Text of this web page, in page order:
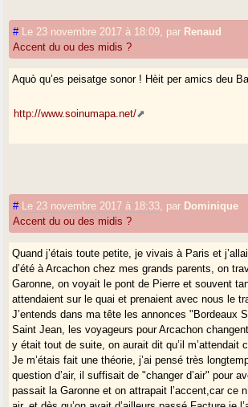
# Le 23 novembre 2017 à 18:09 par Renaud
Accent du ou des midis ?
Aquò qu’es peisatge sonor ! Hèit per amics deu
http://www.soinumapa.net/
# Le 23 novembre 2017 à 18:33 par Dominique
Accent du ou des midis ?
Quand j’étais toute petite, je vivais à Paris et
d’été à Arcachon chez mes grands parents, on
Garonne, on voyait le pont de Pierre et souvent
attendaient sur le quai et prenaient avec nous le
J’entends dans ma tête les annonces "Bordeaux
Saint Jean, les voyageurs pour Arcachon
y était tout de suite, on aurait dit qu’il m’attendait
Je m’étais fait une théorie, j’ai pensé très
question d’air, il suffisait de "changer d’air" pour
passait la Garonne et on attrapait l’accent,car ce